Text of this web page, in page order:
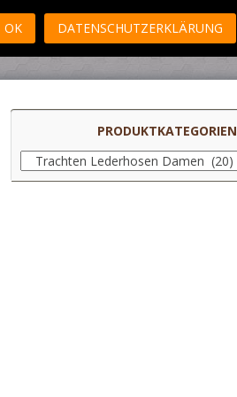
PRODUKTKATEGORIEN
OK DATENSCHUTZERKLÄRUNG